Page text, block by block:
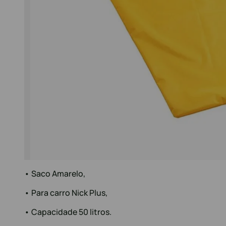
• Saco Amarelo,
• Para carro Nick Plus,
• Capacidade 50 litros.